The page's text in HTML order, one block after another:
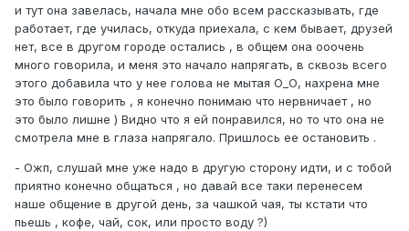
и тут она завелась, начала мне обо всем рассказывать, где
работает, где училась, откуда приехала, с кем бывает, друзей
нет, все в другом городе остались , в общем она ооочень
много говорила, и меня это начало напрягать, в сквозь всего
этого добавила что у нее голова не мытая О_О, нахрена мне
это было говорить , я конечно понимаю что нервничает , но
это было лишне ) Видно что я ей понравился, но то что она не
смотрела мне в глаза напрягало. Пришлось ее остановить .
- Ожп, слушай мне уже надо в другую сторону идти, и с тобой
приятно конечно общаться , но давай все таки перенесем
наше общение в другой день, за чашкой чая, ты кстати что
пьешь , кофе, чай, сок, или просто воду ?)